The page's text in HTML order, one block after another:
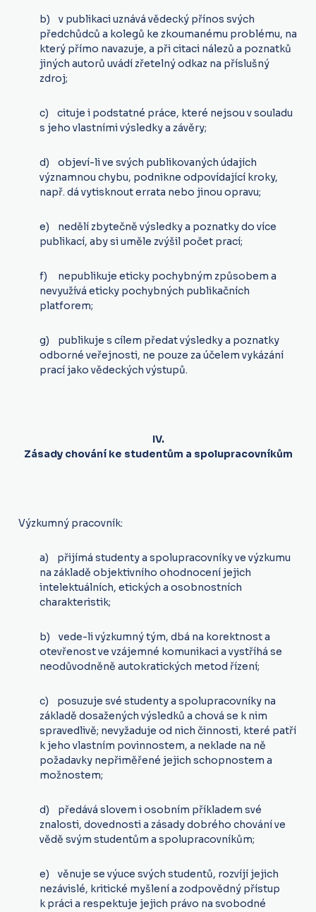
b) v publikaci uznává vědecký přínos svých
předchůdců a kolegů ke zkoumanému problému, na
který přímo navazuje, a při citaci nálezů a poznatků
jiných autorů uvádí zřetelný odkaz na příslušný
zdroj;
c) cituje i podstatné práce, které nejsou v souladu
s jeho vlastními výsledky a závěry;
d) objeví-li ve svých publikovaných údajích
významnou chybu, podnikne odpovídající kroky,
např. dá vytisknout errata nebo jinou opravu;
e) nedělí zbytečně výsledky a poznatky do více
publikací, aby si uměle zvýšil počet prací;
f) nepublikuje eticky pochybným způsobem a
nevyužívá eticky pochybných publikačních
platforem;
g) publikuje s cílem předat výsledky a poznatky
odborné veřejnosti, ne pouze za účelem vykázání
prací jako vědeckých výstupů.
IV.
Zásady chování ke studentům a spolupracovníkům
Výzkumný pracovník:
a) přijímá studenty a spolupracovníky ve výzkumu
na základě objektivního ohodnocení jejich
intelektuálních, etických a osobnostních
charakteristik;
b) vede-li výzkumný tým, dbá na korektnost a
otevřenost ve vzájemné komunikaci a vystříhá se
neodůvodněně autokratických metod řízení;
c) posuzuje své studenty a spolupracovníky na
základě dosažených výsledků a chová se k nim
spravedlivě; nevyžaduje od nich činnosti, které patří
k jeho vlastním povinnostem, a neklade na ně
požadavky nepřiměřené jejich schopnostem a
možnostem;
d) předává slovem i osobním příkladem své
znalosti, dovednosti a zásady dobrého chování ve
vědě svým studentům a spolupracovníkům;
e) věnuje se výuce svých studentů, rozvíjí jejich
nezávislé, kritické myšlení a zodpovědný přístup
k práci a respektuje jejich právo na svobodné